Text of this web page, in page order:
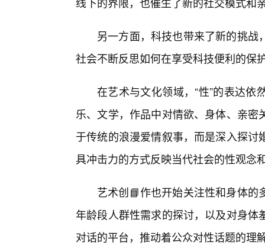
另一方面，科技也带来了新的挑
社会不断反思如何在享受科技便利的保
在艺术与文化领域，“性”的表达
乐、文学，作品中对情欲、身体、亲
于传统的浪漫爱情叙事，而是深入探
具冲击力的方式反映当代社会的性观念
艺术创📘作也开始关注性和身体
年龄段人群性需求的探讨，以及对身
对话的平台，推动着公众对性话题的理